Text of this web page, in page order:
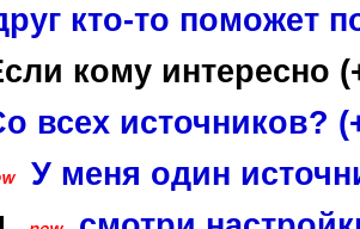
кто-то поможет
кому интересно
всех источников?
У меня один